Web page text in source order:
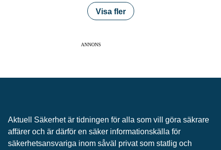
Visa fler
ANNONS
Aktuell Säkerhet är tidningen för alla som vill göra säkrare
affärer och är därför en säker informationskälla för
säkerhets­ansvariga inom såväl privat som statlig och